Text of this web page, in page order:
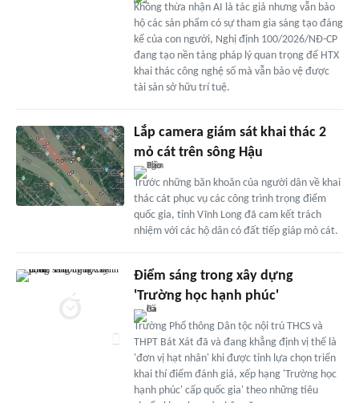
Không thừa nhận AI là tác giả nhưng vẫn bảo
hộ các sản phẩm có sự tham gia sáng tạo đáng
kể của con người, Nghị định 100/2026/NĐ-CP
đang tạo nền tảng pháp lý quan trọng để HTX
khai thác công nghệ số mà vẫn bảo vệ được
tài sản sở hữu trí tuệ.
Lắp camera giám sát khai thác 2
mỏ cát trên sông Hậu
Trước những băn khoăn của người dân về khai
thác cát phục vụ các công trình trọng điểm
quốc gia, tỉnh Vĩnh Long đã cam kết trách
nhiệm với các hộ dân có đất tiếp giáp mỏ cát.
Điểm sáng trong xây dựng
'Trường học hạnh phúc'
Trường Phổ thông Dân tộc nội trú THCS và
THPT Bát Xát đã và đang khẳng định vị thế là
'đơn vị hạt nhân' khi được tỉnh lựa chọn triển
khai thí điểm đánh giá, xếp hạng 'Trường học
hạnh phúc' cấp quốc gia' theo những tiêu